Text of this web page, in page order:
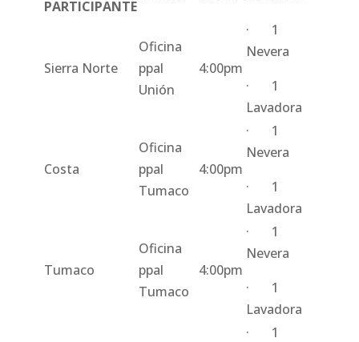
PARTICIPANTE
Sierra Norte
Oficina
ppal
Unión
4:00pm
· 1
Nevera
· 1
Lavadora
Costa
Oficina
ppal
Tumaco
4:00pm
· 1
Nevera
· 1
Lavadora
Tumaco
Oficina
ppal
Tumaco
4:00pm
· 1
Nevera
· 1
Lavadora
· 1